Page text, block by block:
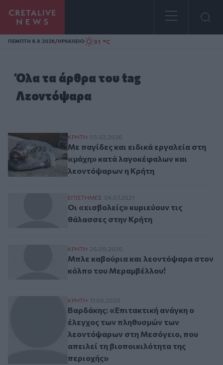
Homepage
ΠΕΜΠΤΗ 6.8.2026/ΗΡΑΚΛΕΙΟ 31 °C
Όλα τα άρθρα του tag
Λεοντόψαρα
Με παγίδες και ειδικά εργαλεία στη
ΚΡΗΤΗ 03.02.2026
Με παγίδες και ειδικά εργαλεία στη
«μάχη» κατά λαγοκέφαλων και
λεοντόψαρων η Κρήτη
Οι «εισβολείς» κυριεύουν τις θάλασσες
ΕΠΙΣΤΗΜΕΣ 04.07.2021
Οι «εισβολείς» κυριεύουν τις
θάλασσες στην Κρήτη
Μπλε καβούρια και λεοντόψαρα στον
ΚΡΗΤΗ 26.09.2020
Μπλε καβούρια και λεοντόψαρα στον
κόλπο του Μεραμβέλλου!
Βαρδάκης: «Επιτακτική ανάγκη ο
ΚΡΗΤΗ 17.06.2020
Βαρδάκης: «Επιτακτική ανάγκη ο
έλεγχος των πληθυσμών των
λεοντόψαρων στη Μεσόγειο, που
απειλεί τη βιοποικιλότητα της
περιοχής»